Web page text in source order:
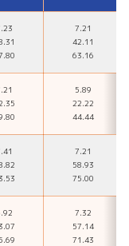
7.21
42.11
63.16
5.89
22.22
44.44
7.21
58.93
75.00
7.32
57.14
71.43